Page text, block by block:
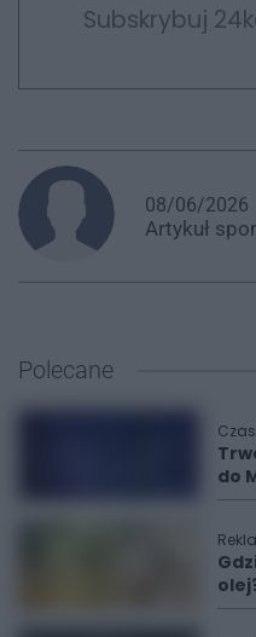
Subskrybuj
08/06/2026
Artykuł
Polecane
do